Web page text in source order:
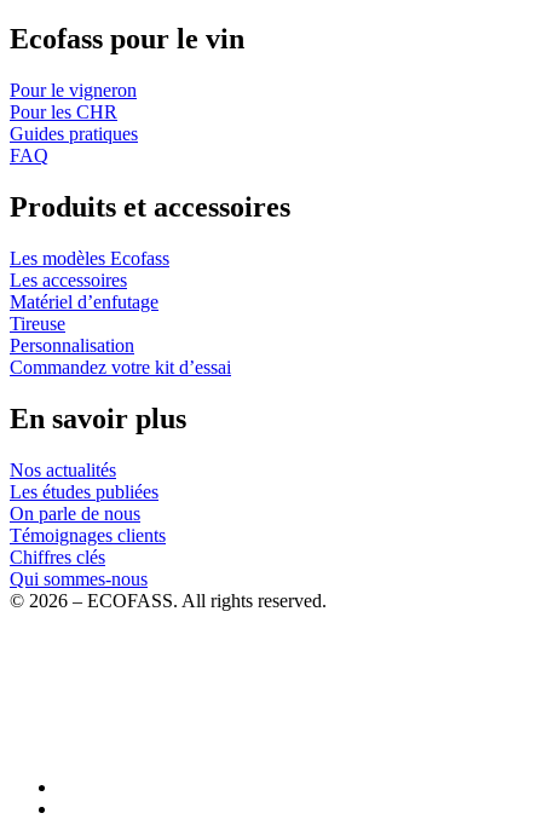
Ecofass pour le vin
Pour le vigneron
Pour les CHR
Guides pratiques
FAQ
Produits et accessoires
Les modèles Ecofass
Les accessoires
Matériel d’enfutage
Tireuse
Personnalisation
Commandez votre kit d’essai
En savoir plus
Nos actualités
Les études publiées
On parle de nous
Témoignages clients
Chiffres clés
Qui sommes-nous
© 2026 – ECOFASS. All rights reserved.